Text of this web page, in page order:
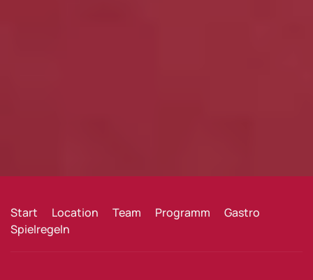
Start Location Team Programm
Gastro
Spielregeln